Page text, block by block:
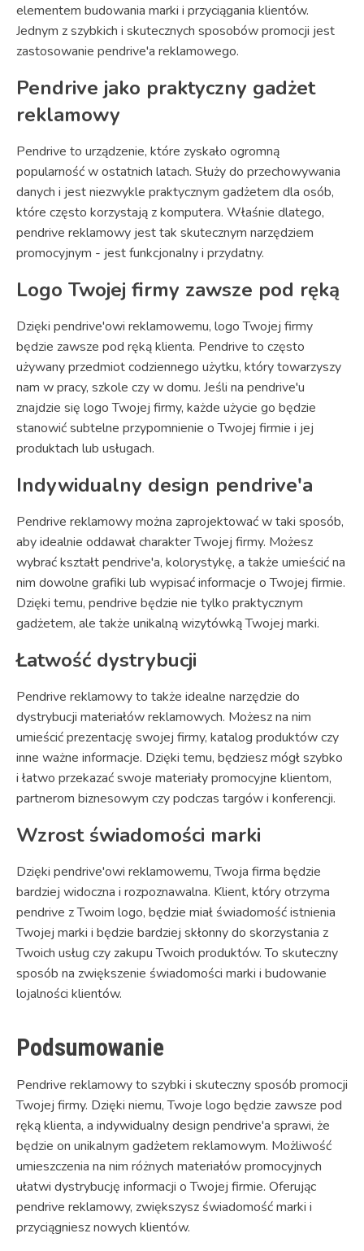
elementem budowania marki i przyciągania klientów.
Jednym z szybkich i skutecznych sposobów promocji jest
zastosowanie pendrive'a reklamowego.
Pendrive jako praktyczny gadżet
reklamowy
Pendrive to urządzenie, które zyskało ogromną
popularność w ostatnich latach. Służy do przechowywania
danych i jest niezwykle praktycznym gadżetem dla osób,
które często korzystają z komputera. Właśnie dlatego,
pendrive reklamowy jest tak skutecznym narzędziem
promocyjnym - jest funkcjonalny i przydatny.
Logo Twojej firmy zawsze pod ręką
Dzięki pendrive'owi reklamowemu, logo Twojej firmy
będzie zawsze pod ręką klienta. Pendrive to często
używany przedmiot codziennego użytku, który towarzyszy
nam w pracy, szkole czy w domu. Jeśli na pendrive'u
znajdzie się logo Twojej firmy, każde użycie go będzie
stanowić subtelne przypomnienie o Twojej firmie i jej
produktach lub usługach.
Indywidualny design pendrive'a
Pendrive reklamowy można zaprojektować w taki sposób,
aby idealnie oddawał charakter Twojej firmy. Możesz
wybrać kształt pendrive'a, kolorystykę, a także umieścić na
nim dowolne grafiki lub wypisać informacje o Twojej firmie.
Dzięki temu, pendrive będzie nie tylko praktycznym
gadżetem, ale także unikalną wizytówką Twojej marki.
Łatwość dystrybucji
Pendrive reklamowy to także idealne narzędzie do
dystrybucji materiałów reklamowych. Możesz na nim
umieścić prezentację swojej firmy, katalog produktów czy
inne ważne informacje. Dzięki temu, będziesz mógł szybko
i łatwo przekazać swoje materiały promocyjne klientom,
partnerom biznesowym czy podczas targów i konferencji.
Wzrost świadomości marki
Dzięki pendrive'owi reklamowemu, Twoja firma będzie
bardziej widoczna i rozpoznawalna. Klient, który otrzyma
pendrive z Twoim logo, będzie miał świadomość istnienia
Twojej marki i będzie bardziej skłonny do skorzystania z
Twoich usług czy zakupu Twoich produktów. To skuteczny
sposób na zwiększenie świadomości marki i budowanie
lojalności klientów.
Podsumowanie
Pendrive reklamowy to szybki i skuteczny sposób promocji
Twojej firmy. Dzięki niemu, Twoje logo będzie zawsze pod
ręką klienta, a indywidualny design pendrive'a sprawi, że
będzie on unikalnym gadżetem reklamowym. Możliwość
umieszczenia na nim różnych materiałów promocyjnych
ułatwi dystrybucję informacji o Twojej firmie. Oferując
pendrive reklamowy, zwiększysz świadomość marki i
przyciągniesz nowych klientów.